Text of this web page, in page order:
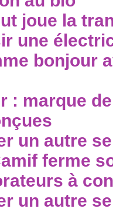
joue la
une
bonjour
: marque
un autre
ferme
à
un autre